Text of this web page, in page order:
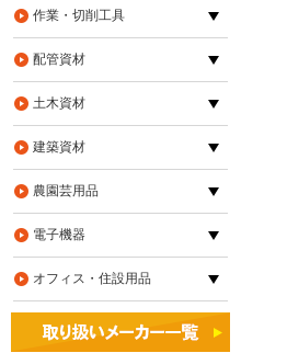
作業・切削工具
配管資材
土木資材
建築資材
農園芸用品
電子機器
オフィス・住設用品